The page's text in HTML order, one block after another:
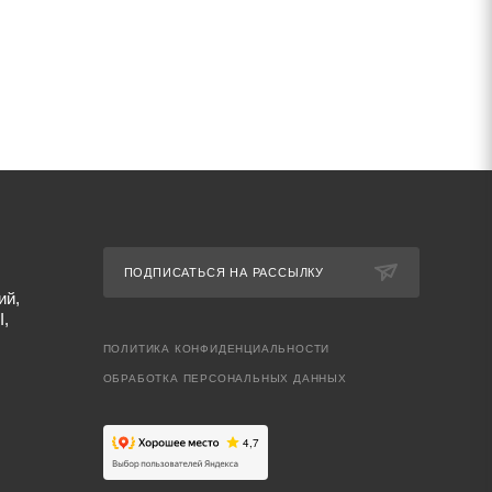
ПОДПИСАТЬСЯ НА РАССЫЛКУ
ПОЛИТИКА КОНФИДЕНЦИАЛЬНОСТИ
ОБРАБОТКА ПЕРСОНАЛЬНЫХ ДАННЫХ